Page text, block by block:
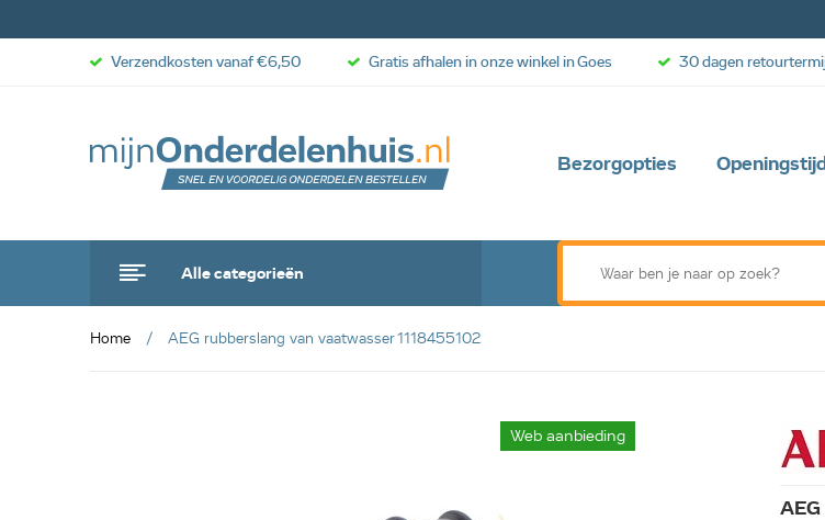
Bezorgopties
Alle categorieën
Verzendkosten vanaf €6,50 Gratis afhalen in onze winkel in Goes 30 dagen
Home AEG rubberslang van vaatwasser 1118455102
Web aanbieding